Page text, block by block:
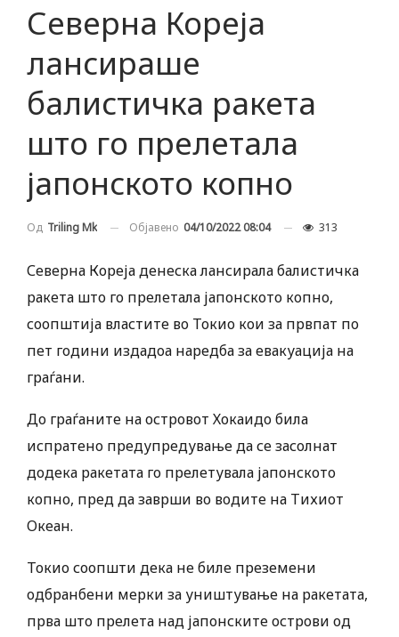
Северна Кореја
лансираше
балистичка ракета
што го прелетала
јапонското копно
Од Triling Mk Објавено 04/10/2022 08:04 313
Северна Кореја денеска лансирала балистичка
ракета што го прелетала јапонското копно,
соопштија властите во Токио кои за првпат по
пет години издадоа наредба за евакуација на
граѓани.
До граѓаните на островот Хокаидо била
испратено предупредување да се засолнат
додека ракетата го прелетувала јапонското
копно, пред да заврши во водите на Тихиот
Океан.
Токио соопшти дека не биле преземени
одбранбени мерки за уништување на ракетата,
прва што прелета над јапонските острови од